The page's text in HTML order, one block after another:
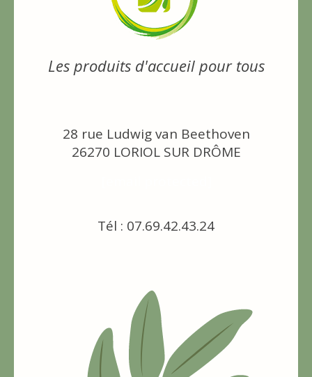
Les produits d'accueil pour tous
28 rue Ludwig van Beethoven
26270 LORIOL SUR DRÔME
Tél : 07.69.42.43.24